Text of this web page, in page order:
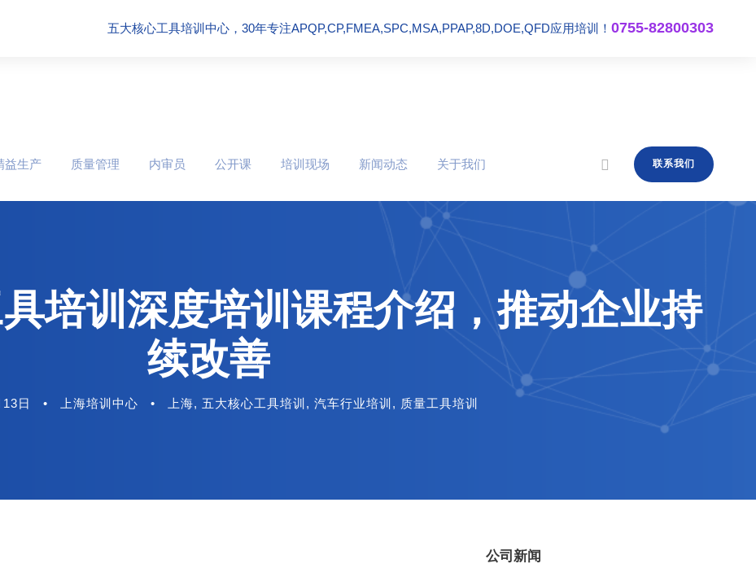
五大核心工具培训中心，30年专注APQP,CP,FMEA,SPC,MSA,PPAP,8D,DOE,QFD应用培训！ 0755-82800303
益生产 质量管理 内审员 公开课 培训现场 新闻动态 关于我们 联系我们
培训深度培训课程介绍，推动企业持
续改善
日 • 上海培训中心 • 上海, 五大核心工具培训 , 汽车行业培训 , 质量工具培训
公司新闻